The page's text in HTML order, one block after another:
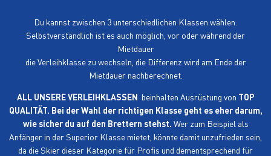
Du kannst zwischen 3 unterschiedlichen Klassen wählen.
Selbstverständlich ist es auch möglich, vor oder während der
Mietdauer
die Verleihklasse zu wechseln, die Differenz wird am Ende der
Mietdauer nachberechnet.
ALL UNSERE VERLEIHKLASSEN beinhalten Ausrüstung von TOP
QUALITÄT. Bei der Wahl der richtigen Klasse geht es eher darum,
wie sicher du auf den Brettern stehst. Wer zum Beispiel als
Anfänger in der Superior Klasse mietet, könnte damit unzufrieden sein,
da die Skier dieser Kategorie für Profis und dementsprechend für